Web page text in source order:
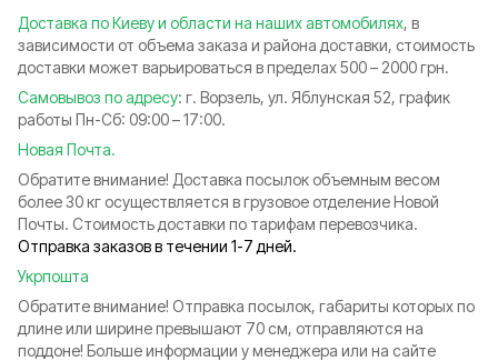
Доставка по Киеву и области на наших автомобилях, в
зависимости от объема заказа и района доставки, стоимость
доставки может варьироваться в пределах 500 – 2000 грн.
Самовывоз по адресу: г. Ворзель, ул. Яблунская 52, график
работы Пн-Сб: 09:00 – 17:00.
Новая Почта.
Обратите внимание! Доставка посылок объемным весом
более 30 кг осуществляется в грузовое отделение Новой
Почты. Стоимость доставки по тарифам перевозчика.
Отправка заказов в течении 1-7 дней.
Укрпошта
Обратите внимание! Отправка посылок, габариты которых по
длине или ширине превышают 70 см, отправляются на
поддоне! Больше информации у менеджера или на сайте